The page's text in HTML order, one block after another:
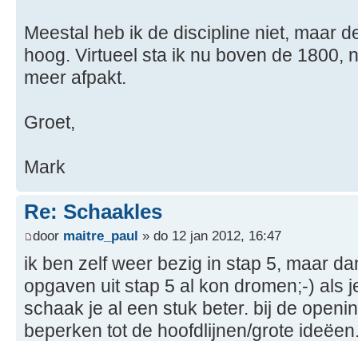
Meestal heb ik de discipline niet, maar
hoog. Virtueel sta ik nu boven de 1800,
meer afpakt.
Groet,
Mark
Re: Schaakles
door maitre_paul » do 12 jan 2012, 16:47
ik ben zelf weer bezig in stap 5, maar
opgaven uit stap 5 al kon dromen;-) als
schaak je al een stuk beter. bij de
beperken tot de hoofdlijnen/grote